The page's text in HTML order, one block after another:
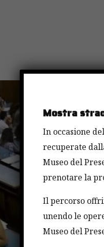
Mostra
In occasione
recuperate
Museo del
prenotare la
Il percorso
unendo le
Museo del